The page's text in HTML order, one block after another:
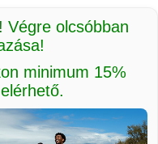
Végre olcsóbban
minimum 15%